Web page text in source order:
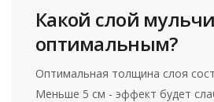
Какой слой
оптимальным?
Оптимальная толщина слоя
Меньше 5 см - эффект будет